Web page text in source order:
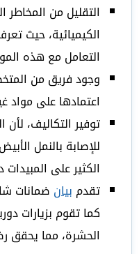
التقليل من المخاطر
الكيميائية، حيث
التعامل مع هذه
وجود فريق من
اعتمادها على مواد
توفير التكاليف،
للإصابة بالنمل
الكثير على
تقدم بيان ضمانات
كما تقوم بزيارات
الحشرة، مما يحقق